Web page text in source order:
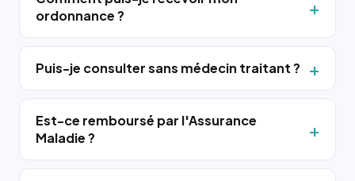
ordonnance ?
Puis-je consulter sans médecin traitant ?
Est-ce remboursé par l'Assurance
Maladie ?